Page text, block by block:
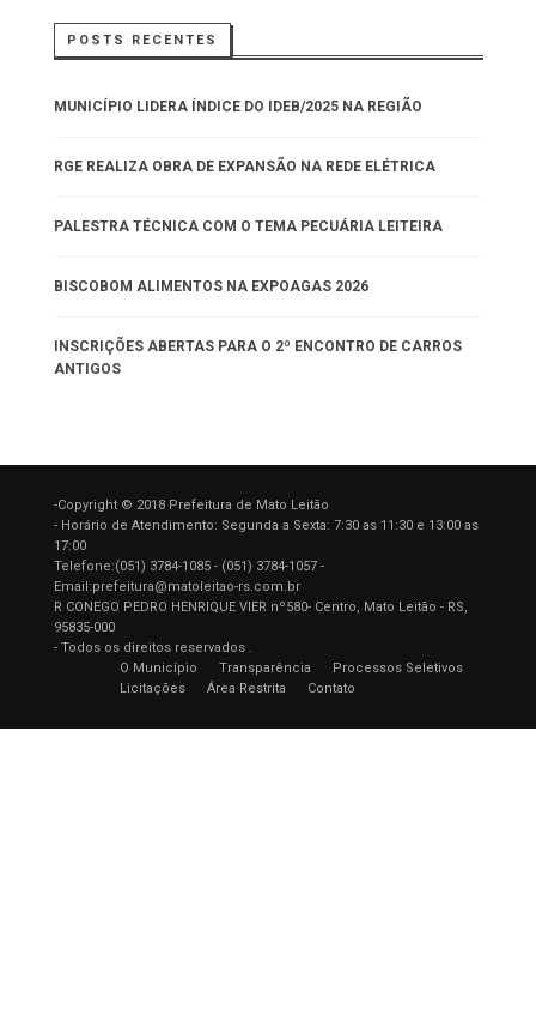
POSTS RECENTES
MUNICÍPIO LIDERA ÍNDICE DO IDEB/2025 NA REGIÃO
RGE REALIZA OBRA DE EXPANSÃO NA REDE ELÉTRICA
PALESTRA TÉCNICA COM O TEMA PECUÁRIA LEITEIRA
BISCOBOM ALIMENTOS NA EXPOAGAS 2026
INSCRIÇÕES ABERTAS PARA O 2º ENCONTRO DE CARROS
ANTIGOS
-Copyright © 2018 Prefeitura de Mato Leitão
- Horário de Atendimento: Segunda a Sexta: 7:30 as 11:30 e 13:00 as
17:00
Telefone:(051) 3784-1085 - (051) 3784-1057 -
Email:prefeitura@matoleitao-rs.com.br
R CONEGO PEDRO HENRIQUE VIER nº580- Centro, Mato Leitão - RS,
95835-000
- Todos os direitos reservados .
O Município
Transparência
Processos Seletivos
Licitações
Área Restrita Contato